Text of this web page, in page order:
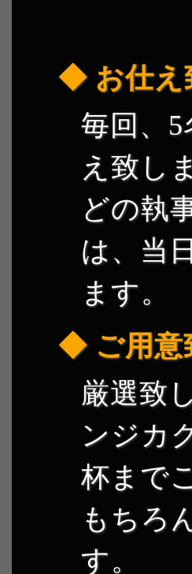
お仕え
毎回、
え致し
どの執
は、当
ます。
ご用意
厳選致
ンジカ
杯まで
もちろ
す。